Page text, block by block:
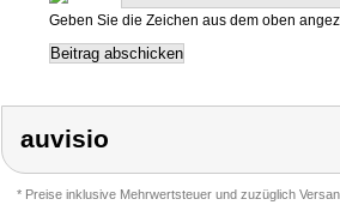
Geben Sie die Zeichen aus dem oben
auvisio
* Preise inklusive Mehrwertsteuer und zuzüglich